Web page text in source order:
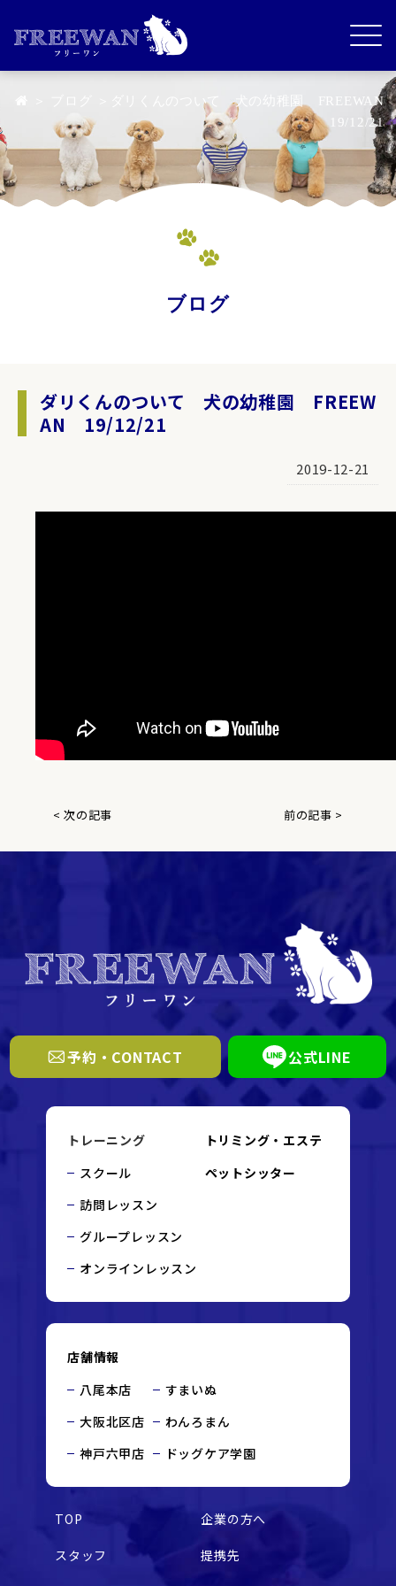
＞ダリくんのついて 犬の幼稚園 FREEWAN
19/12/21
ブログ
ダリくんのついて 犬の幼稚園 FREEW
AN 19/12/21
2019-12-21
< 次の記事 前の記事 >
予約・CONTACT 公式LINE
トレーニング
スクール
訪問レッスン
グループレッスン
オンラインレッスン
トリミング・エステ
ペットシッター
店舗情報
八尾本店
大阪北区店
神戸六甲店
すまいぬ
わんろまん
ドッグケア学園
TOP 企業の方へ
スタッフ 提携先